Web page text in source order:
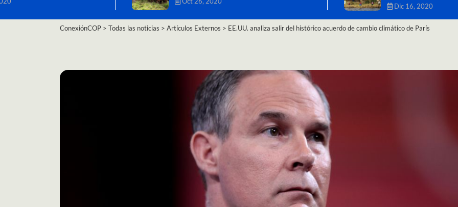
ConexiónCOP > Todas las noticias > Artículos Externos > EE.UU. analiza salir del histórico acuerdo de cambio climático de París